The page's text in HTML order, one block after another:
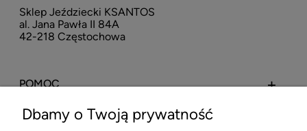
Sklep Jeździecki KSANTOS
al. Jana Pawła II 84A
42-218 Częstochowa
POMOC
MOJE KONTO
Dbamy o Twoją prywatność